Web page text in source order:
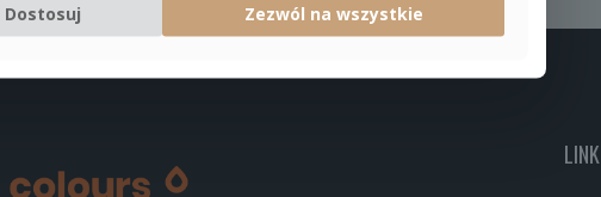
39,00 zł
do
Dostosuj Zezwól na wszystkie